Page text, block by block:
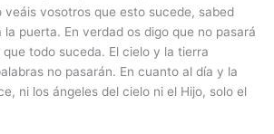
veáis vosotros que esto sucede, sabed
puerta. En verdad os digo que no pasará
todo suceda. El cielo y la tierra
no pasarán. En cuanto al día y la
ni los ángeles del cielo ni el Hijo, solo el